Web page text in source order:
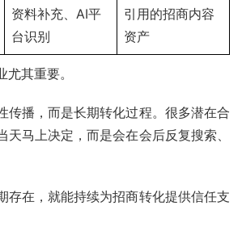
资料补充、AI平
台识别
引用的招商内容
资产
尤其重要。
传播，而是长期转化过程。很多潜在合
天马上决定，而是会在会后反复搜索、
存在，就能持续为招商转化提供信任支